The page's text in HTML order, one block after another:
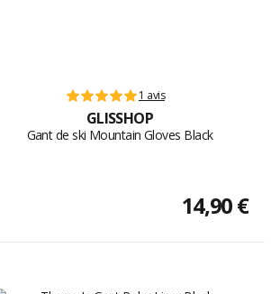
1 avis
GLISSHOP
Gant de ski Mountain Gloves Black
14,90 €